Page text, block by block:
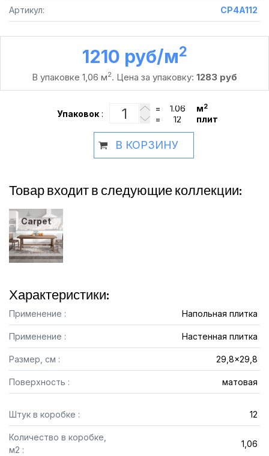
Артикул: CP4A112
1210 руб /м2
В упаковке 1,06 м2. Цена за упаковку: 1283 руб
Упаковок :
= м2
= плит
В КОРЗИНУ
Товар входит в следующие коллекции:
Carpet
Характеристики:
Применение : Напольная плитка
Применение : Настенная плитка
Размер, см : 29,8x29,8
Поверхность : матовая
Штук в коробке : 12
Количество в коробке,
м2 :
1,06